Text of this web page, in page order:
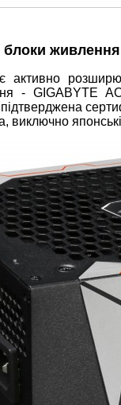
блоки
активно
- GIGABYTE
підтверджена
виключно